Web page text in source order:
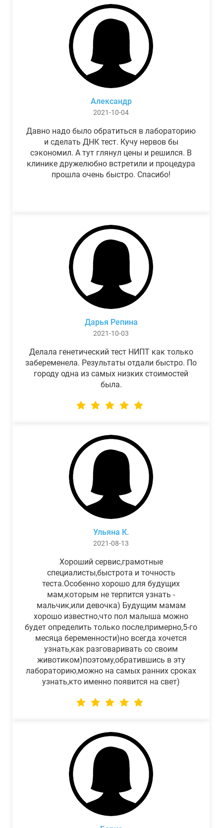
Александр
2021-10-04
Давно надо было обратиться в лабораторию
и сделать ДНК тест. Кучу нервов бы
сэкономил. А тут глянул цены и решился. В
клинике дружелюбно встретили и процедура
прошла очень быстро. Спасибо!
Дарья Репина
2021-10-03
Делала генетический тест НИПТ как только
забеременела. Результаты отдали быстро. По
городу одна из самых низких стоимостей
была.
Ульяна К.
2021-08-13
Хороший сервис,грамотные
специалисты,быстрота и точность
теста.Особенно хорошо для будущих
мам,которым не терпится узнать -
мальчик,или девочка) Будущим мамам
хорошо известно,что пол малыша можно
будет определить только после,примерно,5-го
месяца беременности)но всегда хочется
узнать,как разговаривать со своим
животиком)поэтому,обратившись в эту
лабораторию,можно на самых ранних сроках
узнать,кто именно появится на свет)